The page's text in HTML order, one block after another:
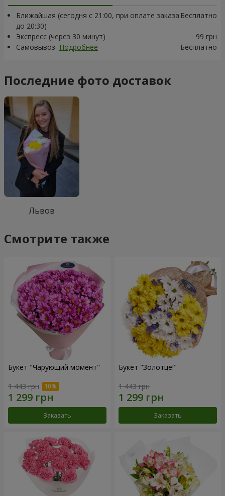
Ближайшая (сегодня с 21:00, при оплате заказа
до 20:30)
Бесплатно
Экспресс (через 30 минут)
99 грн
Самовывоз Подробнее Бесплатно
Последние фото доставок
Львов
Смотрите также
Букет "Чарующий момент"
1 443 грн
Заказать
Букет "Золотце!"
1 443 грн
Заказать